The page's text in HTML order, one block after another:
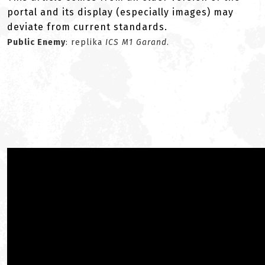
portal and its display (especially images) may
deviate from current standards.
Public Enemy: replika ICS M1 Garand.